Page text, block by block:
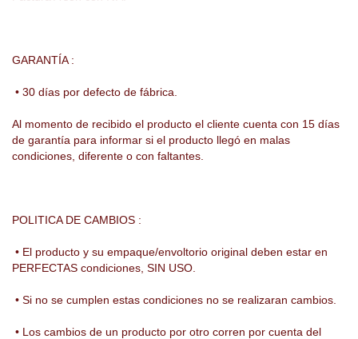
GARANTÍA :
• 30 días por defecto de fábrica.
Al momento de recibido el producto el cliente cuenta con 15 días
de garantía para informar si el producto llegó en malas
condiciones, diferente o con faltantes.
POLITICA DE CAMBIOS :
• El producto y su empaque/envoltorio original deben estar en
PERFECTAS condiciones, SIN USO.
• Si no se cumplen estas condiciones no se realizaran cambios.
• Los cambios de un producto por otro corren por cuenta del